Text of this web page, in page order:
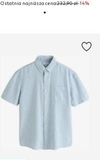
Ostatnia najniższa cena:232,90 zł-14%